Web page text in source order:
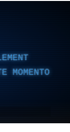
MOMENTO